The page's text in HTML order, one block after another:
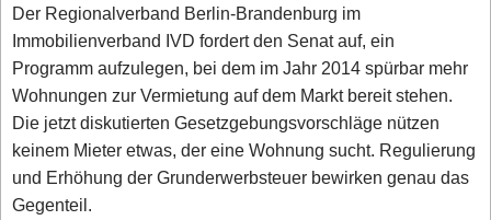
Der Regionalverband Berlin-Brandenburg im
Immobilienverband IVD fordert den Senat auf, ein
Programm aufzulegen, bei dem im Jahr 2014 spürbar mehr
Wohnungen zur Vermietung auf dem Markt bereit stehen.
Die jetzt diskutierten Gesetzgebungsvorschläge nützen
keinem Mieter etwas, der eine Wohnung sucht. Regulierung
und Erhöhung der Grunderwerbsteuer bewirken genau das
Gegenteil.